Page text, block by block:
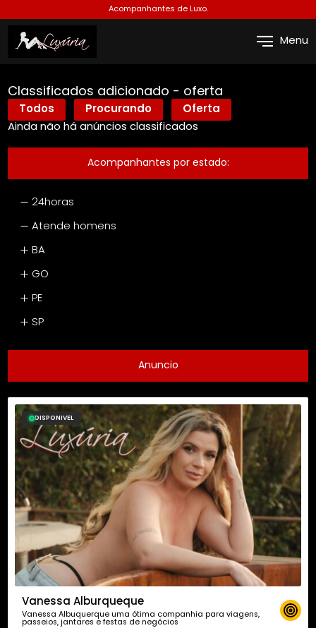
Acompanhantes de Luxo.
Menu
Classificados adicionado - oferta
Todos Procurando
Oferta
Ainda não há anúncios classificados
Acompanhantes por estado:
24horas
Atende homens
BA
GO
PE
SP
Anuncio
DISPONIVEL
Vanessa Alburqueque
Vanessa Albuquerque uma ótima companhia para viagens,
passeios, jantares e festas de negócios